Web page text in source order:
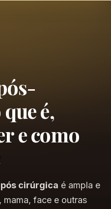
é,
e como
cirúrgica é ampla e
face e outras